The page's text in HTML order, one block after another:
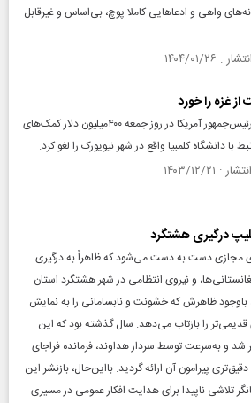
با بهانه‌های واهی و ادعاهایی کاملا پوچ، بی‌اساس و غیرقابل
غزه را خورد
دونالد ترامپ، چهل‌و‌هفتمین رئیس‌جمهور آمریکا در روز جمعه ۴۰۰میلیون دلار کمک‌های
با دانشگاه کلمبیا واقع در شهر نیویورک را لغو کرد.
درگیری هشتگرد
مجازی دست به دست می‌شود که ظاهراً به درگیری
و نیروی انتظامی در شهر هشتگرد استان
باوجود ظاهرش که خشونت و نابسامانی را به نمایش
را بازتاب می‌دهد. سال گذشته بود که این
شد و به‌سرعت توسط سردار هداوند، فرمانده فراجای
پیرامون آن ارائه گردید. بااین‌حال، بازنشر این
تلاشی ناپیدا برای هدایت افکار عمومی در مسیری